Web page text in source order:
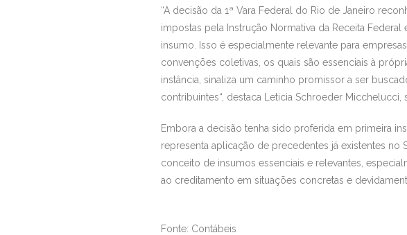
“A decisão da 1ª Vara Federal do Rio de Janeiro
impostas pela Instrução Normativa da Receita
insumo. Isso é especialmente relevante para
convenções coletivas, os quais são essenciais à
instância, sinaliza um caminho promissor a ser
contribuintes“, destaca Leticia Schroeder
Embora a decisão tenha sido proferida em primeira
representa aplicação de precedentes já existentes no
conceito de insumos essenciais e relevantes,
ao creditamento em situações concretas e
Fonte: Contábeis